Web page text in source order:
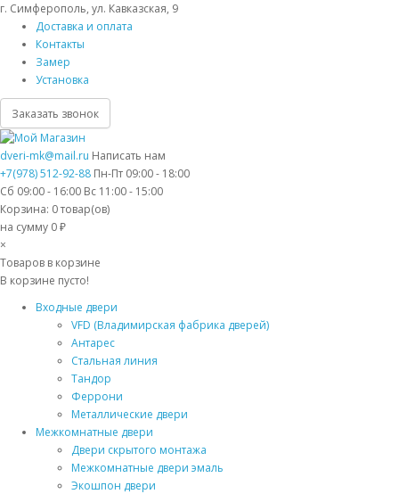
г. Симферополь, ул. Кавказская, 9
Доставка и оплата
Контакты
Замер
Установка
Заказать звонок
dveri-mk@mail.ru Написать нам
+7(978) 512-92-88 Пн-Пт 09:00 - 18:00
Сб 09:00 - 16:00 Вс 11:00 - 15:00
Корзина: 0товар(ов)
на сумму 0 ₽
×
Товаров в корзине
В корзине пусто!
Входные двери
VFD (Владимирская фабрика дверей)
Антарес
Стальная линия
Тандор
Феррони
Металлические двери
Межкомнатные двери
Двери скрытого монтажа
Межкомнатные двери эмаль
Экошпон двери